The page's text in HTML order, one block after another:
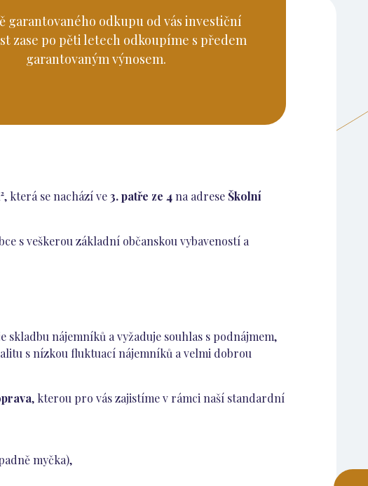
garantovaného odkupu od vás investiční
zase po pěti letech odkoupíme s předem
garantovaným výnosem.
, která se nachází ve3. patře ze 4na adrese Školní
s veškerou základní občanskou vybaveností a
nájemníků a vyžaduje souhlas s podnájmem,
s nízkou fluktuací nájemníků a velmi dobrou
, kterou pro vás zajistíme v rámci naší standardní
myčka),